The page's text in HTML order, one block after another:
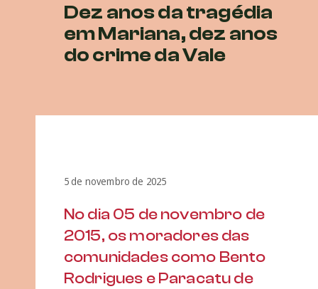
Dez anos da tragédia
em Mariana, dez anos
do crime da Vale
5 de novembro de 2025
No dia 05 de novembro de
2015, os moradores das
comunidades como Bento
Rodrigues e Paracatu de